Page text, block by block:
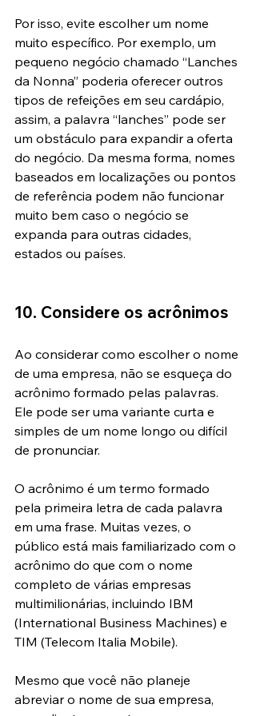
Por isso, evite escolher um nome
muito específico. Por exemplo, um
pequeno negócio chamado “Lanches
da Nonna” poderia oferecer outros
tipos de refeições em seu cardápio,
assim, a palavra “lanches” pode ser
um obstáculo para expandir a oferta
do negócio. Da mesma forma, nomes
baseados em localizações ou pontos
de referência podem não funcionar
muito bem caso o negócio se
expanda para outras cidades,
estados ou países.
10. Considere os acrônimos
Ao considerar como escolher o nome
de uma empresa, não se esqueça do
acrônimo formado pelas palavras.
Ele pode ser uma variante curta e
simples de um nome longo ou difícil
de pronunciar.
O acrônimo é um termo formado
pela primeira letra de cada palavra
em uma frase. Muitas vezes, o
público está mais familiarizado com o
acrônimo do que com o nome
completo de várias empresas
multimilionárias, incluindo IBM
(International Business Machines) e
TIM (Telecom Italia Mobile).
Mesmo que você não planeje
abreviar o nome de sua empresa,